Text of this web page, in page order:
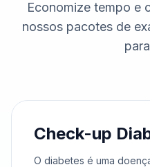
Economize tempo e
nossos pacotes de
Check-up
O diabetes é uma